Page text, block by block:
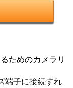
ためのカメラリ
端子に接続すれ